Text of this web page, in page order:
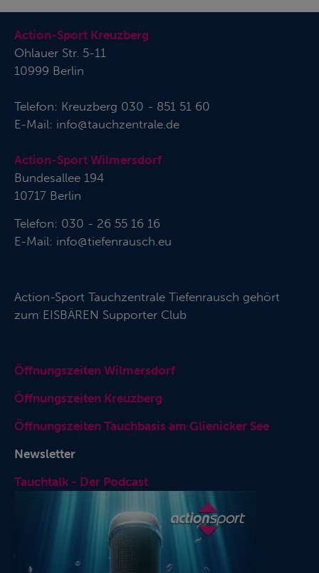
Action-Sport Kreuzberg
Ohlauer Str. 5-11
10999 Berlin
Telefon: Kreuzberg 030 - 851 51 60
E-Mail: info@tauchzentrale.de
Action-Sport Wilmersdorf
Bundesallee 194
10717 Berlin
Telefon: 030 - 26 55 16 16
E-Mail: info@tiefenrausch.eu
Action-Sport Tauchzentrale Tiefenrausch gehört
zum EISBÄREN Supporter Club
Öffnungszeiten Wilmersdorf
Öffnungszeiten Kreuzberg
Öffnungszeiten Tauchbasis am Glienicker See
Newsletter
Tauchtalk - Der Podcast